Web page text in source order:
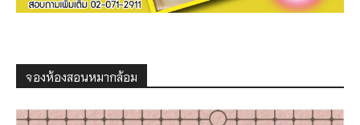
จองห้องสอนหมากล้อม